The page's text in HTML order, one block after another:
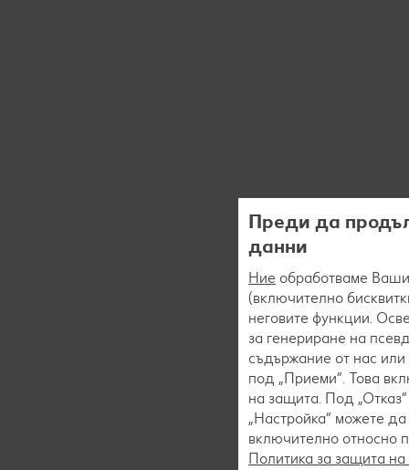
Преди да
данни
Ние обработваме
(включително
неговите функции.
за генериране на
съдържание от нас или
под „Приеми“. Това
на защита. Под
„Настройка“ можете
включително относно
Политика за защита